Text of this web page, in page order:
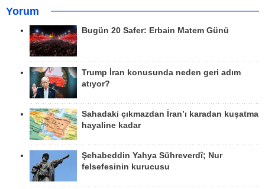
Yorum
Bugün 20 Safer: Erbain Matem Günü
Trump İran konusunda neden geri adım
atıyor?
Sahadaki çıkmazdan İran’ı karadan kuşatma
hayaline kadar
Şehabeddin Yahya Sühreverdî; Nur
felsefesinin kurucusu